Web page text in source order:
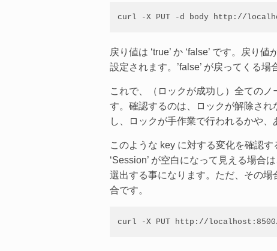
curl -X PUT -d body http://
戻り値は ‘true’ か ‘false’ です。戻り
設定されます。’false’ が戻ってくる
これで、（ロックが成功し）全てのノ
す。確認するのは、ロックが解除さ
し、ロックが手作業で行われるかや
このような key に対する変化を確認
‘Session’ が空白になって見える場合
選出する事になります。ただ、その場
合です。
curl -X PUT http://